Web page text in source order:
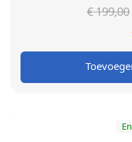
€199,00